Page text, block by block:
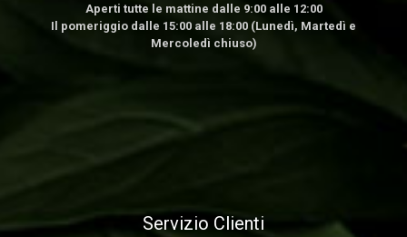
Aperti tutte le mattine dalle 9:00 alle 12:00
Il pomeriggio dalle 15:00 alle 18:00 (Lunedì, Martedì e
Mercoledì chiuso)
Servizio Clienti